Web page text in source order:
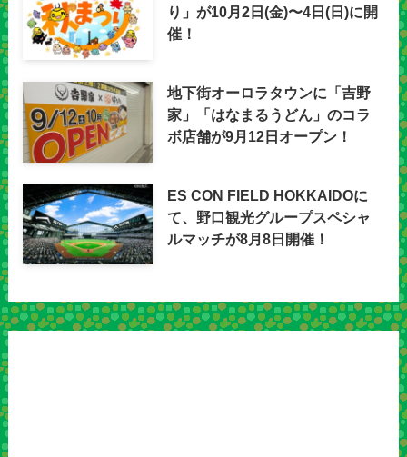
り」が10月2日(金)〜4日(日)に開
催！
地下街オーロラタウンに「吉野
家」「はなまるうどん」のコラ
ボ店舗が9月12日オープン！
ES CON FIELD HOKKAIDOに
て、野口観光グループスペシャ
ルマッチが8月8日開催！